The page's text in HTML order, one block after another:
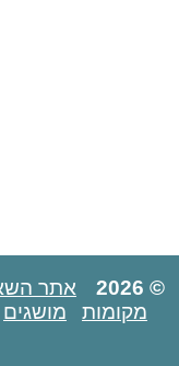
© 2026 אתר
מקומות
מושגים